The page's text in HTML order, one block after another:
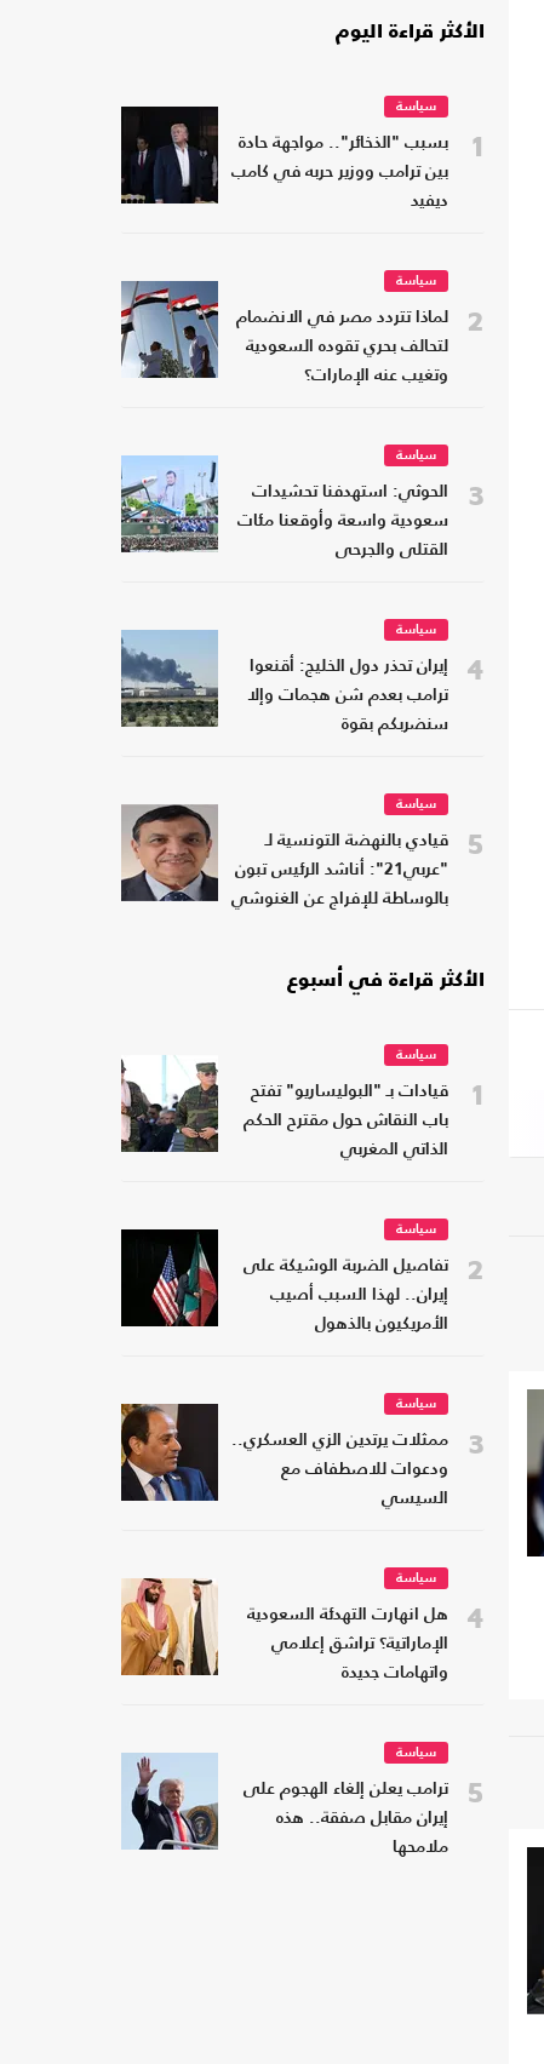
الأكثر قراءة اليوم
1
سياسة
بسبب "الذخائر".. مواجهة حادة
بين ترامب ووزير حربه في كامب
ديفيد
2
سياسة
لماذا تتردد مصر في الانضمام
لتحالف بحري تقوده السعودية
وتغيب عنه الإمارات؟
3
سياسة
الحوثي: استهدفنا تحشيدات
سعودية واسعة وأوقعنا مئات
القتلى والجرحى
4
سياسة
إيران تحذر دول الخليج: أقنعوا
ترامب بعدم شن هجمات وإلا
سنضربكم بقوة
5
سياسة
قيادي بالنهضة التونسية لـ
"عربي21": أناشد الرئيس تبون
بالوساطة للإفراج عن الغنوشي
الأكثر قراءة في أسبوع
1
سياسة
قيادات بـ "البوليساريو" تفتح
باب النقاش حول مقترح الحكم
الذاتي المغربي
2
سياسة
تفاصيل الضربة الوشيكة على
إيران.. لهذا السبب أصيب
الأمريكيون بالذهول
3
سياسة
ممثلات يرتدين الزي العسكري..
ودعوات للاصطفاف مع
السيسي
4
سياسة
هل انهارت التهدئة السعودية
الإماراتية؟ تراشق إعلامي
واتهامات جديدة
5
سياسة
ترامب يعلن إلغاء الهجوم على
إيران مقابل صفقة.. هذه
ملامحها